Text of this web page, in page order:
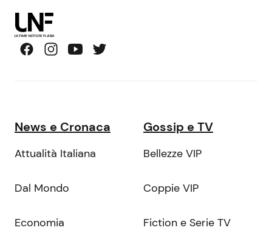
News e Cronaca
Attualità Italiana
Dal Mondo
Economia
Gossip e TV
Bellezze VIP
Coppie VIP
Fiction e Serie TV